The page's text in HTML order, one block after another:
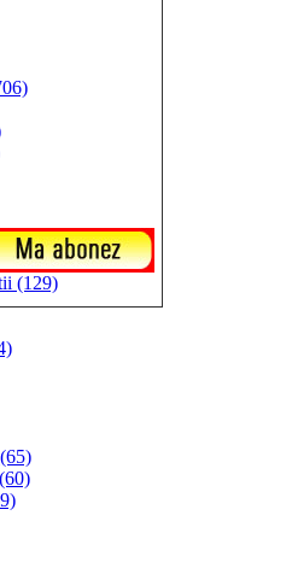
(129)
(65)
(60)